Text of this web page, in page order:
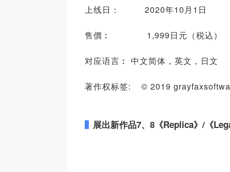
上线日： 2020年10月1日
售價︰ 1,999日元（税込）
对应语言︰ 中文简体，英文，日文
著作权标签: © 2019
展出新作品7、 8 《Replica》 / 《